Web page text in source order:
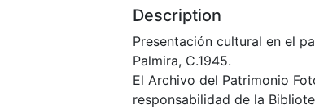
Description
Presentación cultural en el
Palmira, C.1945.
El Archivo del Patrimonio
responsabilidad de la